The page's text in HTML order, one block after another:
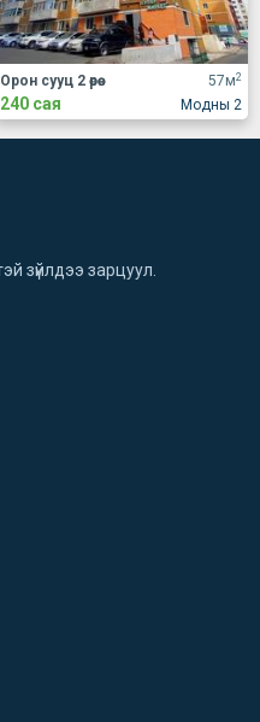
57м2
Модны 2
Орон сууц 2 өрөө
240 сая
зүйлдээ зарцуул.